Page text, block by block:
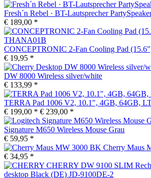
Fresh´n Rebel · BT-Lautsprecher
€ 189,00 *
CONCEPTRONIC 2-Fan Cooling Pad
€ 19,95 *
DW 8000 Wireless silver/white
€ 133,99 *
TERRA Pad 1006 V2, 10.1", 4GB, 64GB,
€ 199,00 * € 239,00 *
Signature M650 Wireless Mouse Grau
€ 59,95 *
Cherry Maus
€ 34,95 *